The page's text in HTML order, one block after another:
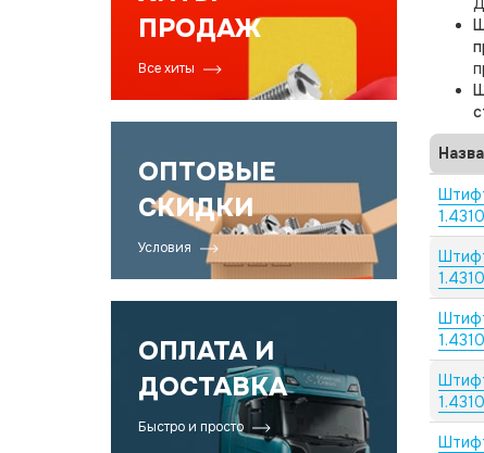
ПРОДАЖ
Все хиты
ОПТОВЫЕ
СКИДКИ
Условия
ОПЛАТА И
ДОСТАВКА
Быстро и просто